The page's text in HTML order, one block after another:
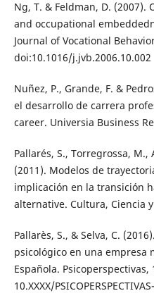
Ng, T. & Feldman, D.
and occupational
Journal of Vocational
doi:10.1016/j.jvb.2006.10.002
Nuñez, P., Grande, F. &
el desarrollo de carrera
career. Universia Business
Pallarés, S., Torregrossa, M.,
(2011). Modelos de
implicación en la transición
alternative. Cultura, Ciencia
Pallarès, S., & Selva, C.
psicológico en una empresa
Española. Psicoperspectivas,
10.XXXX/